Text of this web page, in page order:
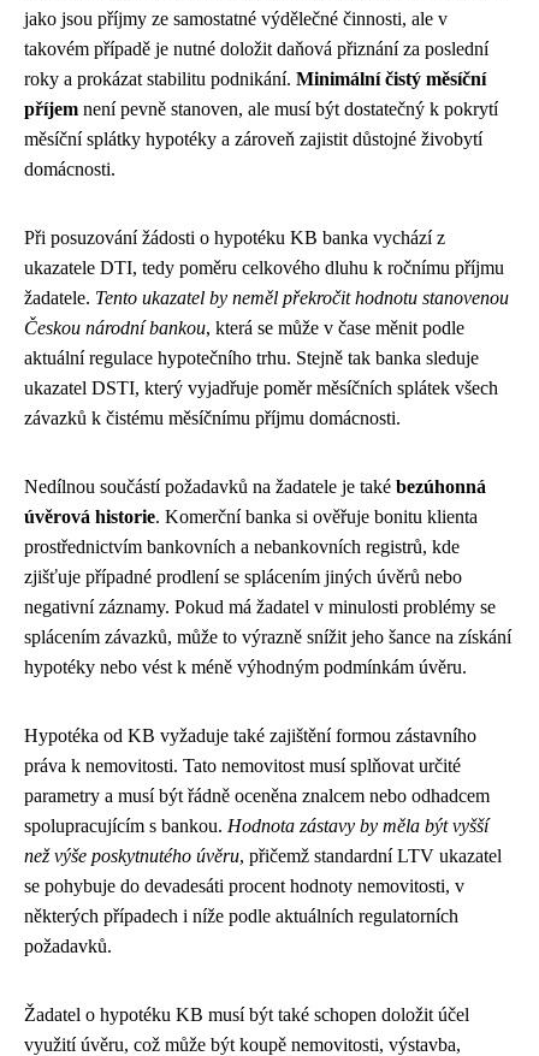
jako jsou příjmy ze samostatné výdělečné činnosti, ale v
takovém případě je nutné doložit daňová přiznání za poslední
roky a prokázat stabilitu podnikání. Minimální čistý měsíční
příjem není pevně stanoven, ale musí být dostatečný k pokrytí
měsíční splátky hypotéky a zároveň zajistit důstojné živobytí
domácnosti.
Při posuzování žádosti o hypotéku KB banka vychází z
ukazatele DTI, tedy poměru celkového dluhu k ročnímu příjmu
žadatele. Tento ukazatel by neměl překročit hodnotu stanovenou
Českou národní bankou, která se může v čase měnit podle
aktuální regulace hypotečního trhu. Stejně tak banka sleduje
ukazatel DSTI, který vyjadřuje poměr měsíčních splátek všech
závazků k čistému měsíčnímu příjmu domácnosti.
Nedílnou součástí požadavků na žadatele je také bezúhonná
úvěrová historie. Komerční banka si ověřuje bonitu klienta
prostřednictvím bankovních a nebankovních registrů, kde
zjišťuje případné prodlení se splácením jiných úvěrů nebo
negativní záznamy. Pokud má žadatel v minulosti problémy se
splácením závazků, může to výrazně snížit jeho šance na získání
hypotéky nebo vést k méně výhodným podmínkám úvěru.
Hypotéka od KB vyžaduje také zajištění formou zástavního
práva k nemovitosti. Tato nemovitost musí splňovat určité
parametry a musí být řádně oceněna znalcem nebo odhadcem
spolupracujícím s bankou. Hodnota zástavy by měla být vyšší
než výše poskytnutého úvěru, přičemž standardní LTV ukazatel
se pohybuje do devadesáti procent hodnoty nemovitosti, v
některých případech i níže podle aktuálních regulatorních
požadavků.
Žadatel o hypotéku KB musí být také schopen doložit účel
využití úvěru, což může být koupě nemovitosti, výstavba,